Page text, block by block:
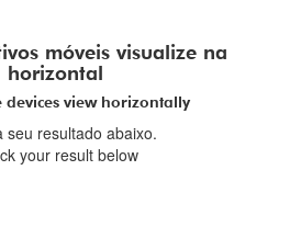
móveis visualize na
horizontal
devices view horizontally
seu resultado abaixo.
your result below